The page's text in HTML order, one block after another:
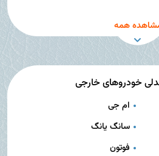
همه
خودروهای خارجی
ام جی
سانگ یانگ
فوتون